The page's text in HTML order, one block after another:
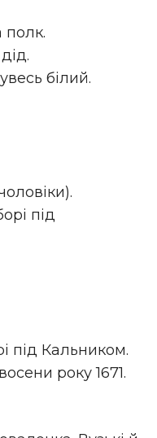
полк.
білий.
під
під Кальником.
року 1671.